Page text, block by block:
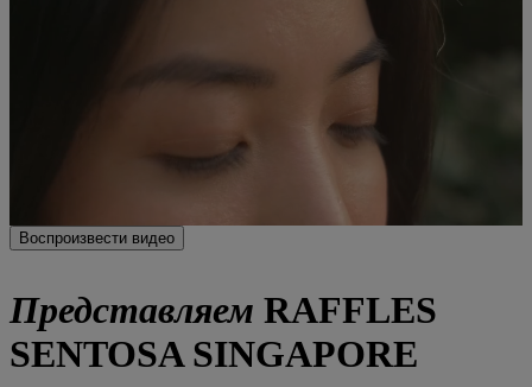
Воспроизвести видео
Представляем RAFFLES
SENTOSA SINGAPORE